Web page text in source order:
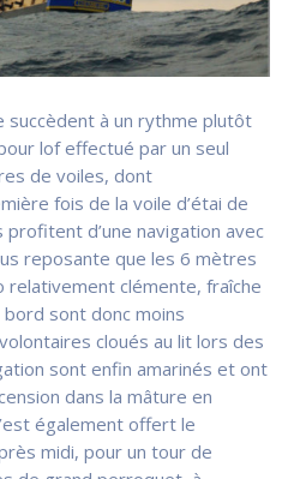
succèdent à un rythme plutôt
lof effectué par un seul
de voiles, dont
fois de la voile d’étai de
d’une navigation avec
reposante que les 6 mètres
clémente, fraîche
bord sont donc moins
cloués au lit lors des
sont enfin amarinés et ont
dans la mâture en
également offert le
midi, pour un tour de